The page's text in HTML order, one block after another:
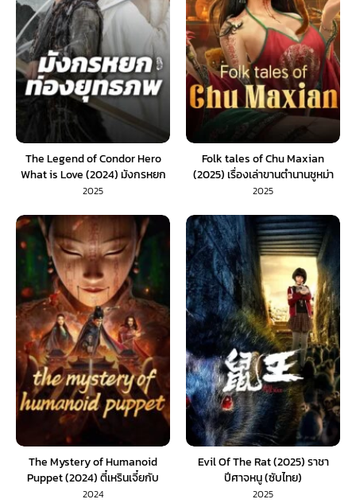
The Legend of Condor Hero
What is Love (2024) มังกรหยก
ท่องยุทธภพ
2025
Folk tales of Chu Maxian
(2025) เรื่องเล่าขานตำนานชูหม่า
เซีย (ซับไทย)
2025
The Mystery of Humanoid
Puppet (2024) ตี๋เหรินเจี๋ยกับ
ตุ๊กตาหุ่นเชิด (พากย์ไทย)
2024
Evil Of The Rat (2025) ราชา
ปีศาจหนู (ซับไทย)
2025